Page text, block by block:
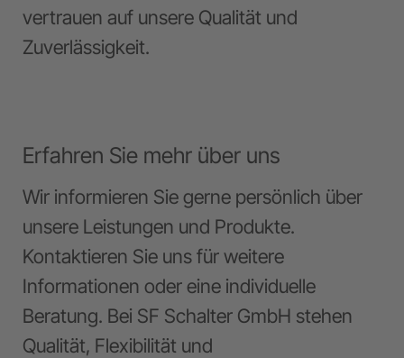
vertrauen auf unsere Qualität und
Zuverlässigkeit.
Erfahren Sie mehr über uns
Wir informieren Sie gerne persönlich über
unsere Leistungen und Produkte.
Kontaktieren Sie uns für weitere
Informationen oder eine individuelle
Beratung. Bei SF Schalter GmbH stehen
Qualität, Flexibilität und